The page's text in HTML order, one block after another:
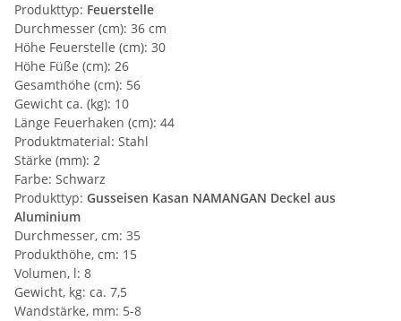
Produkttyp: Feuerstelle
Durchmesser (cm): 36 cm
Höhe Feuerstelle (cm): 30
Höhe Füße (cm): 26
Gesamthöhe (cm): 56
Gewicht ca. (kg): 10
Länge Feuerhaken (cm): 44
Produktmaterial: Stahl
Stärke (mm): 2
Farbe: Schwarz
Produkttyp: Gusseisen Kasan NAMANGAN Deckel aus
Aluminium
Durchmesser, cm: 35
Produkthöhe, cm: 15
Volumen, l: 8
Gewicht, kg: ca. 7,5
Wandstärke, mm: 5-8